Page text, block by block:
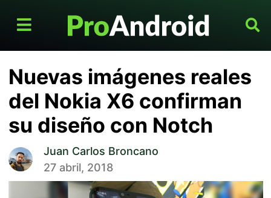
Nuevas imágenes reales
del Nokia X6 confirman
su diseño con Notch
Juan Carlos Broncano
27 abril, 2018